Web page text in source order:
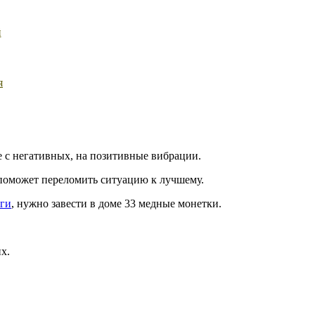
негативных, на позитивные вибрации.
переломить ситуацию к лучшему.
, нужно завести в доме 33 медные монетки.